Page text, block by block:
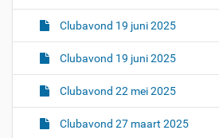
Clubavond 19 juni 2025
Clubavond 19 juni 2025
Clubavond 22 mei 2025
Clubavond 27 maart 2025